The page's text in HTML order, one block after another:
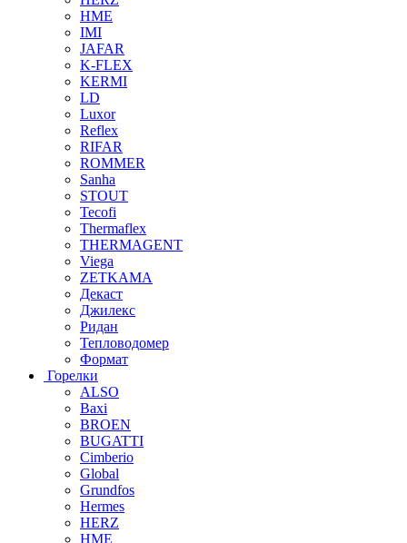
HME
IMI
JAFAR
K-FLEX
KERMI
LD
Luxor
Reflex
RIFAR
ROMMER
Sanha
STOUT
Tecofi
Thermaflex
THERMAGENT
Viega
ZETKAMA
Декаст
Джилекс
Ридан
Тепловодомер
Формат
Горелки
ALSO
Baxi
BROEN
BUGATTI
Cimberio
Global
Grundfos
Hermes
HERZ
HME